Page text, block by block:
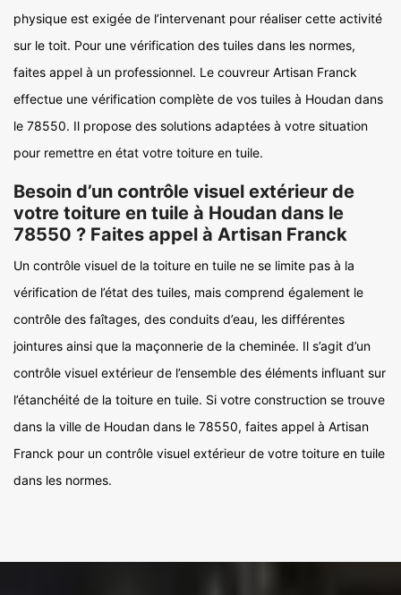
physique est exigée de l’intervenant pour réaliser cette activité
sur le toit. Pour une vérification des tuiles dans les normes,
faites appel à un professionnel. Le couvreur Artisan Franck
effectue une vérification complète de vos tuiles à Houdan dans
le 78550. Il propose des solutions adaptées à votre situation
pour remettre en état votre toiture en tuile.
Besoin d’un contrôle visuel extérieur de
votre toiture en tuile à Houdan dans le
78550 ? Faites appel à Artisan Franck
Un contrôle visuel de la toiture en tuile ne se limite pas à la
vérification de l’état des tuiles, mais comprend également le
contrôle des faîtages, des conduits d’eau, les différentes
jointures ainsi que la maçonnerie de la cheminée. Il s’agit d’un
contrôle visuel extérieur de l’ensemble des éléments influant sur
l’étanchéité de la toiture en tuile. Si votre construction se trouve
dans la ville de Houdan dans le 78550, faites appel à Artisan
Franck pour un contrôle visuel extérieur de votre toiture en tuile
dans les normes.